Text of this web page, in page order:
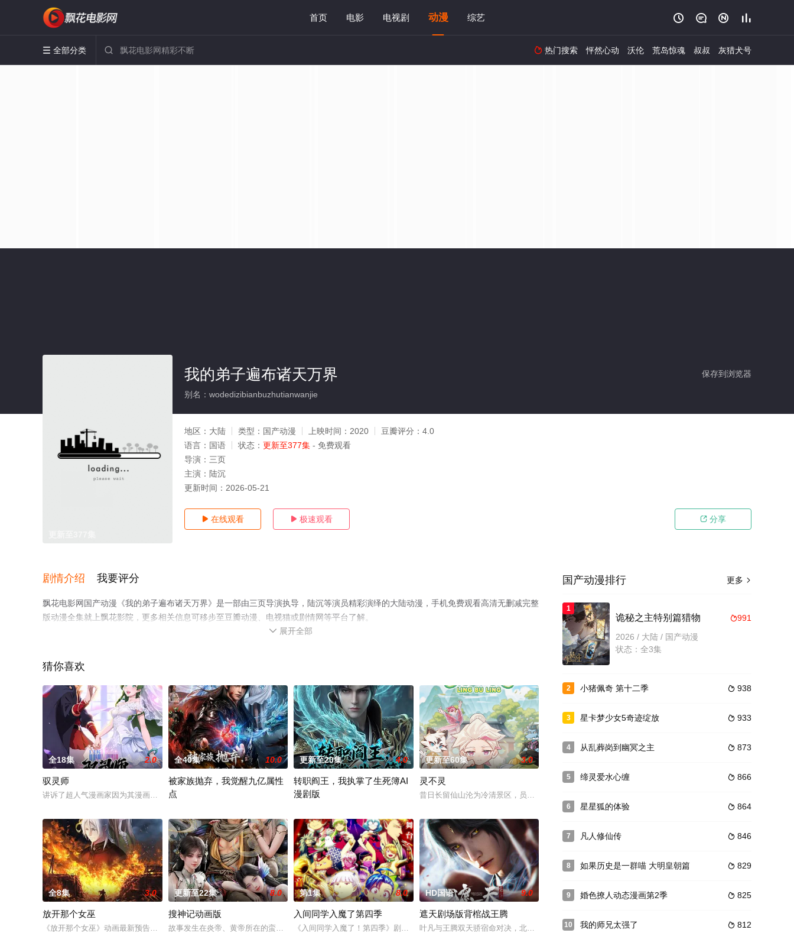
首页 电影 电视剧 动漫 综艺    
 全部分类   热门搜索 怦然心动 沃伦 荒岛惊魂 叔叔 灰猎犬号
保存到浏览器
我的弟子遍布诸天万界
别名：wodedizibianbuzhutianwanjie
地区： 大陆 类型： 国产动漫 上映时间： 2020 豆瓣评分： 4.0
语言： 国语 状态： 更新至377集 - 免费观看
导演： 三页
主演： 陆沉
更新时间： 2026-05-21
 在线观看  极速观看  分享
剧情介绍 我要评分
飘花电影网国产动漫《我的弟子遍布诸天万界》是一部由三页导演执导，陆沉等演员精彩演绎的大陆动漫，手机免费观看高清无删减完整
版动漫全集就上飘花影院，更多相关信息可移步至豆瓣动漫、电视猫或剧情网等平台了解。
 展开全部
猜你喜欢
全18集 2.0
驭灵师
讲诉了超人气漫画家因为其漫画《驭灵师》而名声大振，多年后却因江郎才尽，只能依靠不断的抹杀笔下人物来博取
全40集 10.0
被家族抛弃，我觉醒九亿属性
点
更新至20集 4.0
转职阎王，我执掌了生死簿AI
漫剧版
万族咆哮，撕裂苍穹！全面转职时代彻底降临！觉醒日，李一觉醒至高阴神职业——阴司至尊！生死簿翻页，万灵寿
更新至60集 3.0
灵不灵
昔日长留仙山沦为冷清景区，员工静恒接到关停通知，收拾行李时碰倒木箱，唤醒了因被遗忘而沉睡的四瑞兽
全8集 3.0
放开那个女巫
《放开那个女巫》动画最新预告：真实存在的女巫？这世界似乎跟自己想的不太一样！
更新至22集 8.0
搜神记动画版
故事发生在炎帝、黄帝所在的蛮荒时代。正值群雄逐鹿中原之际，天下公认的领袖——神农帝去世，金、木、水、火
第1集 8.0
入间同学入魔了第四季
《入间同学入魔了！第四季》剧情简介：铃木入间隐瞒着自己人类的身份，就读于恶魔学校巴比斯。他结识了许多恶
HD国语 9.0
遮天剧场版背棺战王腾
叶凡与王腾双天骄宿命对决，北原王家来势汹汹，姬家老祖心怀鬼胎，姬紫月沦为家族联姻工具，叶凡身陷众
更多 
国产动漫排行
1
991
诡秘之主特别篇猎物
2026 / 大陆 / 国产动漫
状态：全3集
2  938
小猪佩奇 第十二季
3  933
星卡梦少女5奇迹绽放
4  873
从乱葬岗到幽冥之主
5  866
缔灵爱水心缠
6  864
星星狐的体验
7  846
凡人修仙传
8  829
如果历史是一群喵 大明皇朝篇
9  825
婚色撩人动态漫画第2季
10  812
我的师兄太强了